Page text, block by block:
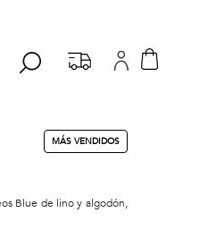
MÁS VENDIDOS
Blue de lino y algodón,